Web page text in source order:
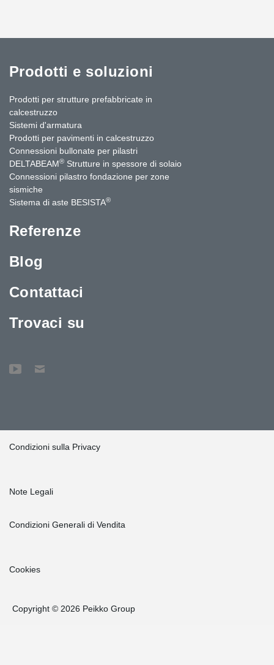
Prodotti e soluzioni
Prodotti per strutture prefabbricate in
calcestruzzo
Sistemi d'armatura
Prodotti per pavimenti in calcestruzzo
Connessioni bullonate per pilastri
DELTABEAM® Strutture in spessore di solaio
Connessioni pilastro fondazione per zone
sismiche
Sistema di aste BESISTA®
Referenze
Blog
Contattaci
Trovaci su
Condizioni sulla Privacy
Note Legali
Condizioni Generali di Vendita
Cookies
Copyright © 2026 Peikko Group